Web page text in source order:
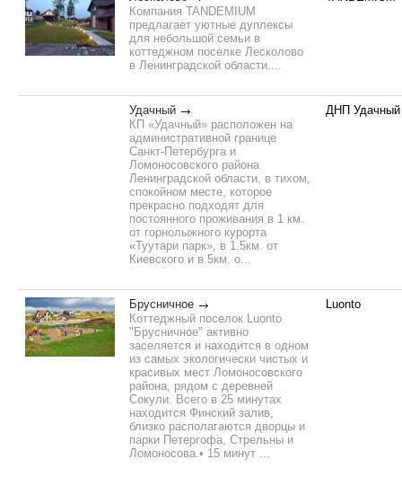
Компания TANDEMIUM
предлагает уютные дуплексы
для небольшой семьи в
коттеджном поселке Лесколово
в Ленинградской области....
Удачный
КП «Удачный» расположен на
административной границе
Санкт-Петербурга и
Ломоносовского района
Ленинградской области, в тихом,
спокойном месте, которое
прекрасно подходят для
постоянного проживания в 1 км.
от горнолыжного курорта
«Туутари парк», в 1.5км. от
Киевского и в 5км. о...
ДНП Удачный
Брусничное
Коттеджный поселок Luonto
"Брусничное" активно
заселяется и находится в одном
из самых экологически чистых и
красивых мест Ломоносовского
района, рядом с деревней
Сокули. Всего в 25 минутах
находится Финский залив,
близко располагаются дворцы и
парки Петергофа, Стрельны и
Ломоносова.• 15 минут ...
Luonto